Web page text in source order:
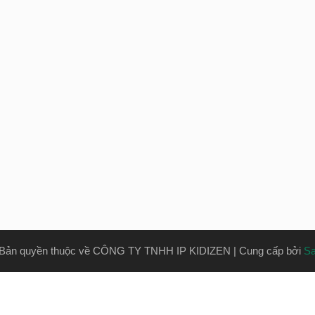
quyền thuộc về CÔNG TY TNHH IP KIDIZEN | Cung cấp bởi